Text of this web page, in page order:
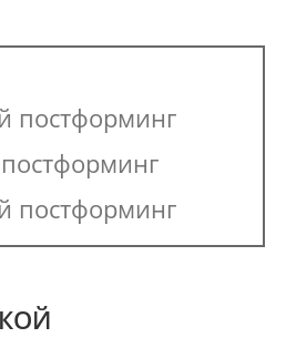
постформинг
постформинг